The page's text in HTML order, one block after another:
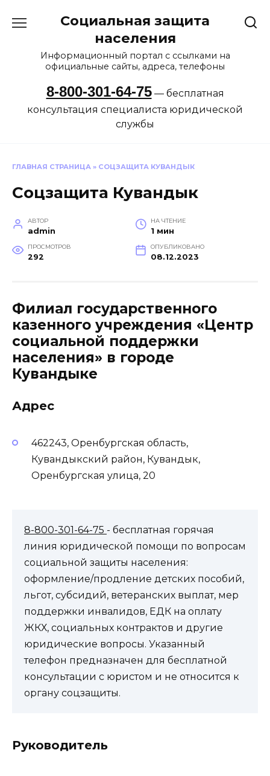
Социальная защита
населения
Информационный портал с ссылками на
официальные сайты, адреса, телефоны
8-800-301-64-75— бесплатная
консультация специалиста юридической
службы
ГЛАВНАЯ СТРАНИЦА » СОЦЗАЩИТА КУВАНДЫК
Соцзащита Кувандык
АВТОР
admin
НА ЧТЕНИЕ
1 мин
ПРОСМОТРОВ
292
ОПУБЛИКОВАНО
08.12.2023
Филиал государственного
казенного учреждения «Центр
социальной поддержки
населения» в городе
Кувандыке
Адрес
462243, Оренбургская область,
Кувандыкский район, Кувандык,
Оренбургская улица, 20
8-800-301-64-75 - бесплатная горячая
линия юридической помощи по вопросам
социальной защиты населения:
оформление/продление детских пособий,
льгот, субсидий, ветеранских выплат, мер
поддержки инвалидов, ЕДК на оплату
ЖКХ, социальных контрактов и другие
юридические вопросы. Указанный
телефон предназначен для бесплатной
консультации с юристом и не относится к
органу соцзащиты.
Руководитель